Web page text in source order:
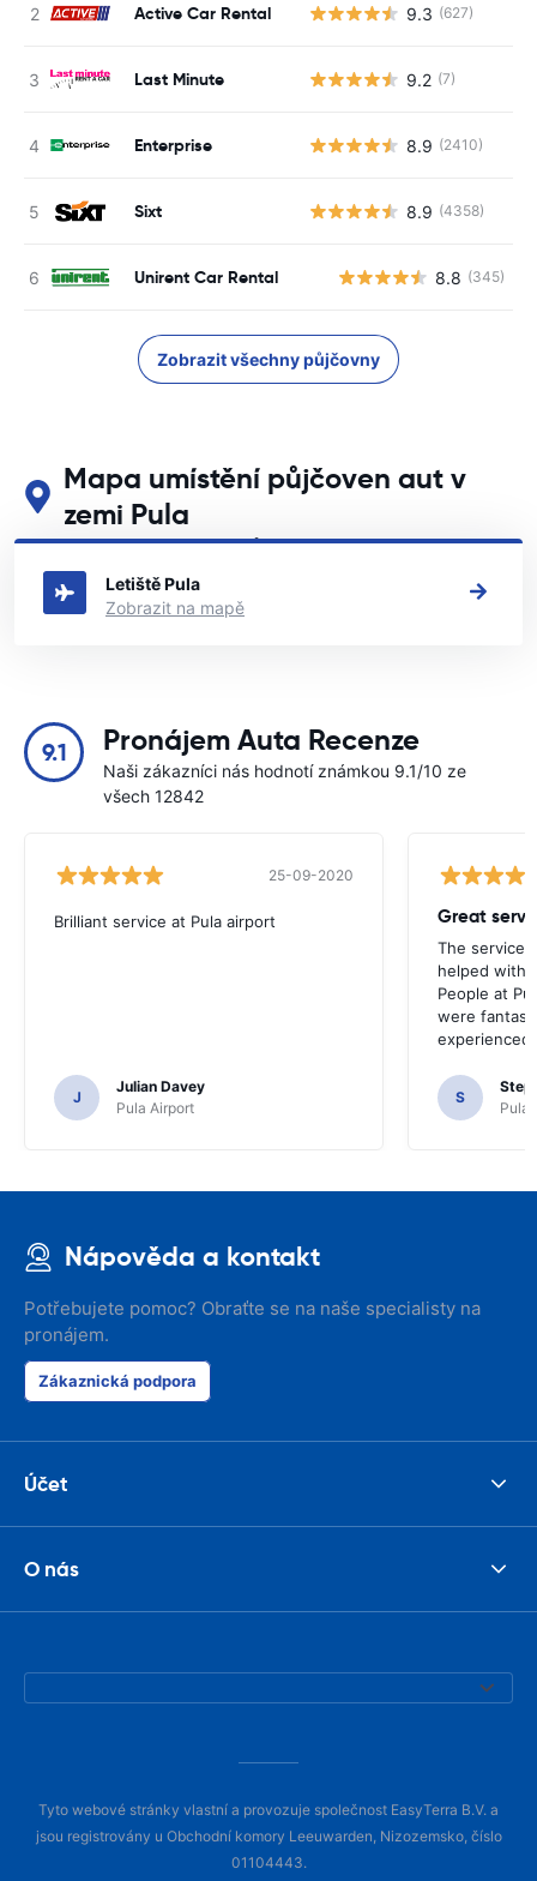
Active Car Rental 9.3 (627)
Last Minute 9.2 (7)
Enterprise 8.9 (2410)
Sixt 8.9 (4358)
Unirent Car Rental 8.8 (345)
Zobrazit všechny půjčovny
Mapa umístění půjčoven aut v
zemi Pula
Podívejte se na naše hlavní půjčovny aut v zemi Pula
Letiště Pula
Zobrazit na mapě
9.1 Pronájem Auta Recenze
Naši zákazníci nás hodnotí známkou 9.1/10 ze
všech 12842
25-09-2020
Brilliant service at Pula airport
J
Julian Davey
Pula Airport
The service
helped with
People at
were
experienced
S
Pula
Nápověda a kontakt
Potřebujete pomoc? Obraťte se na naše specialisty na
pronájem.
Zákaznická podpora
Účet
O nás
Tyto webové stránky vlastní a provozuje společnost EasyTerra B.V. a
jsou registrovány u Obchodní komory Leeuwarden, Nizozemsko, číslo
01104443.